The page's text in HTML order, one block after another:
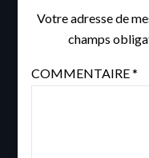
Votre adresse de
champs
COMMENTAIRE*